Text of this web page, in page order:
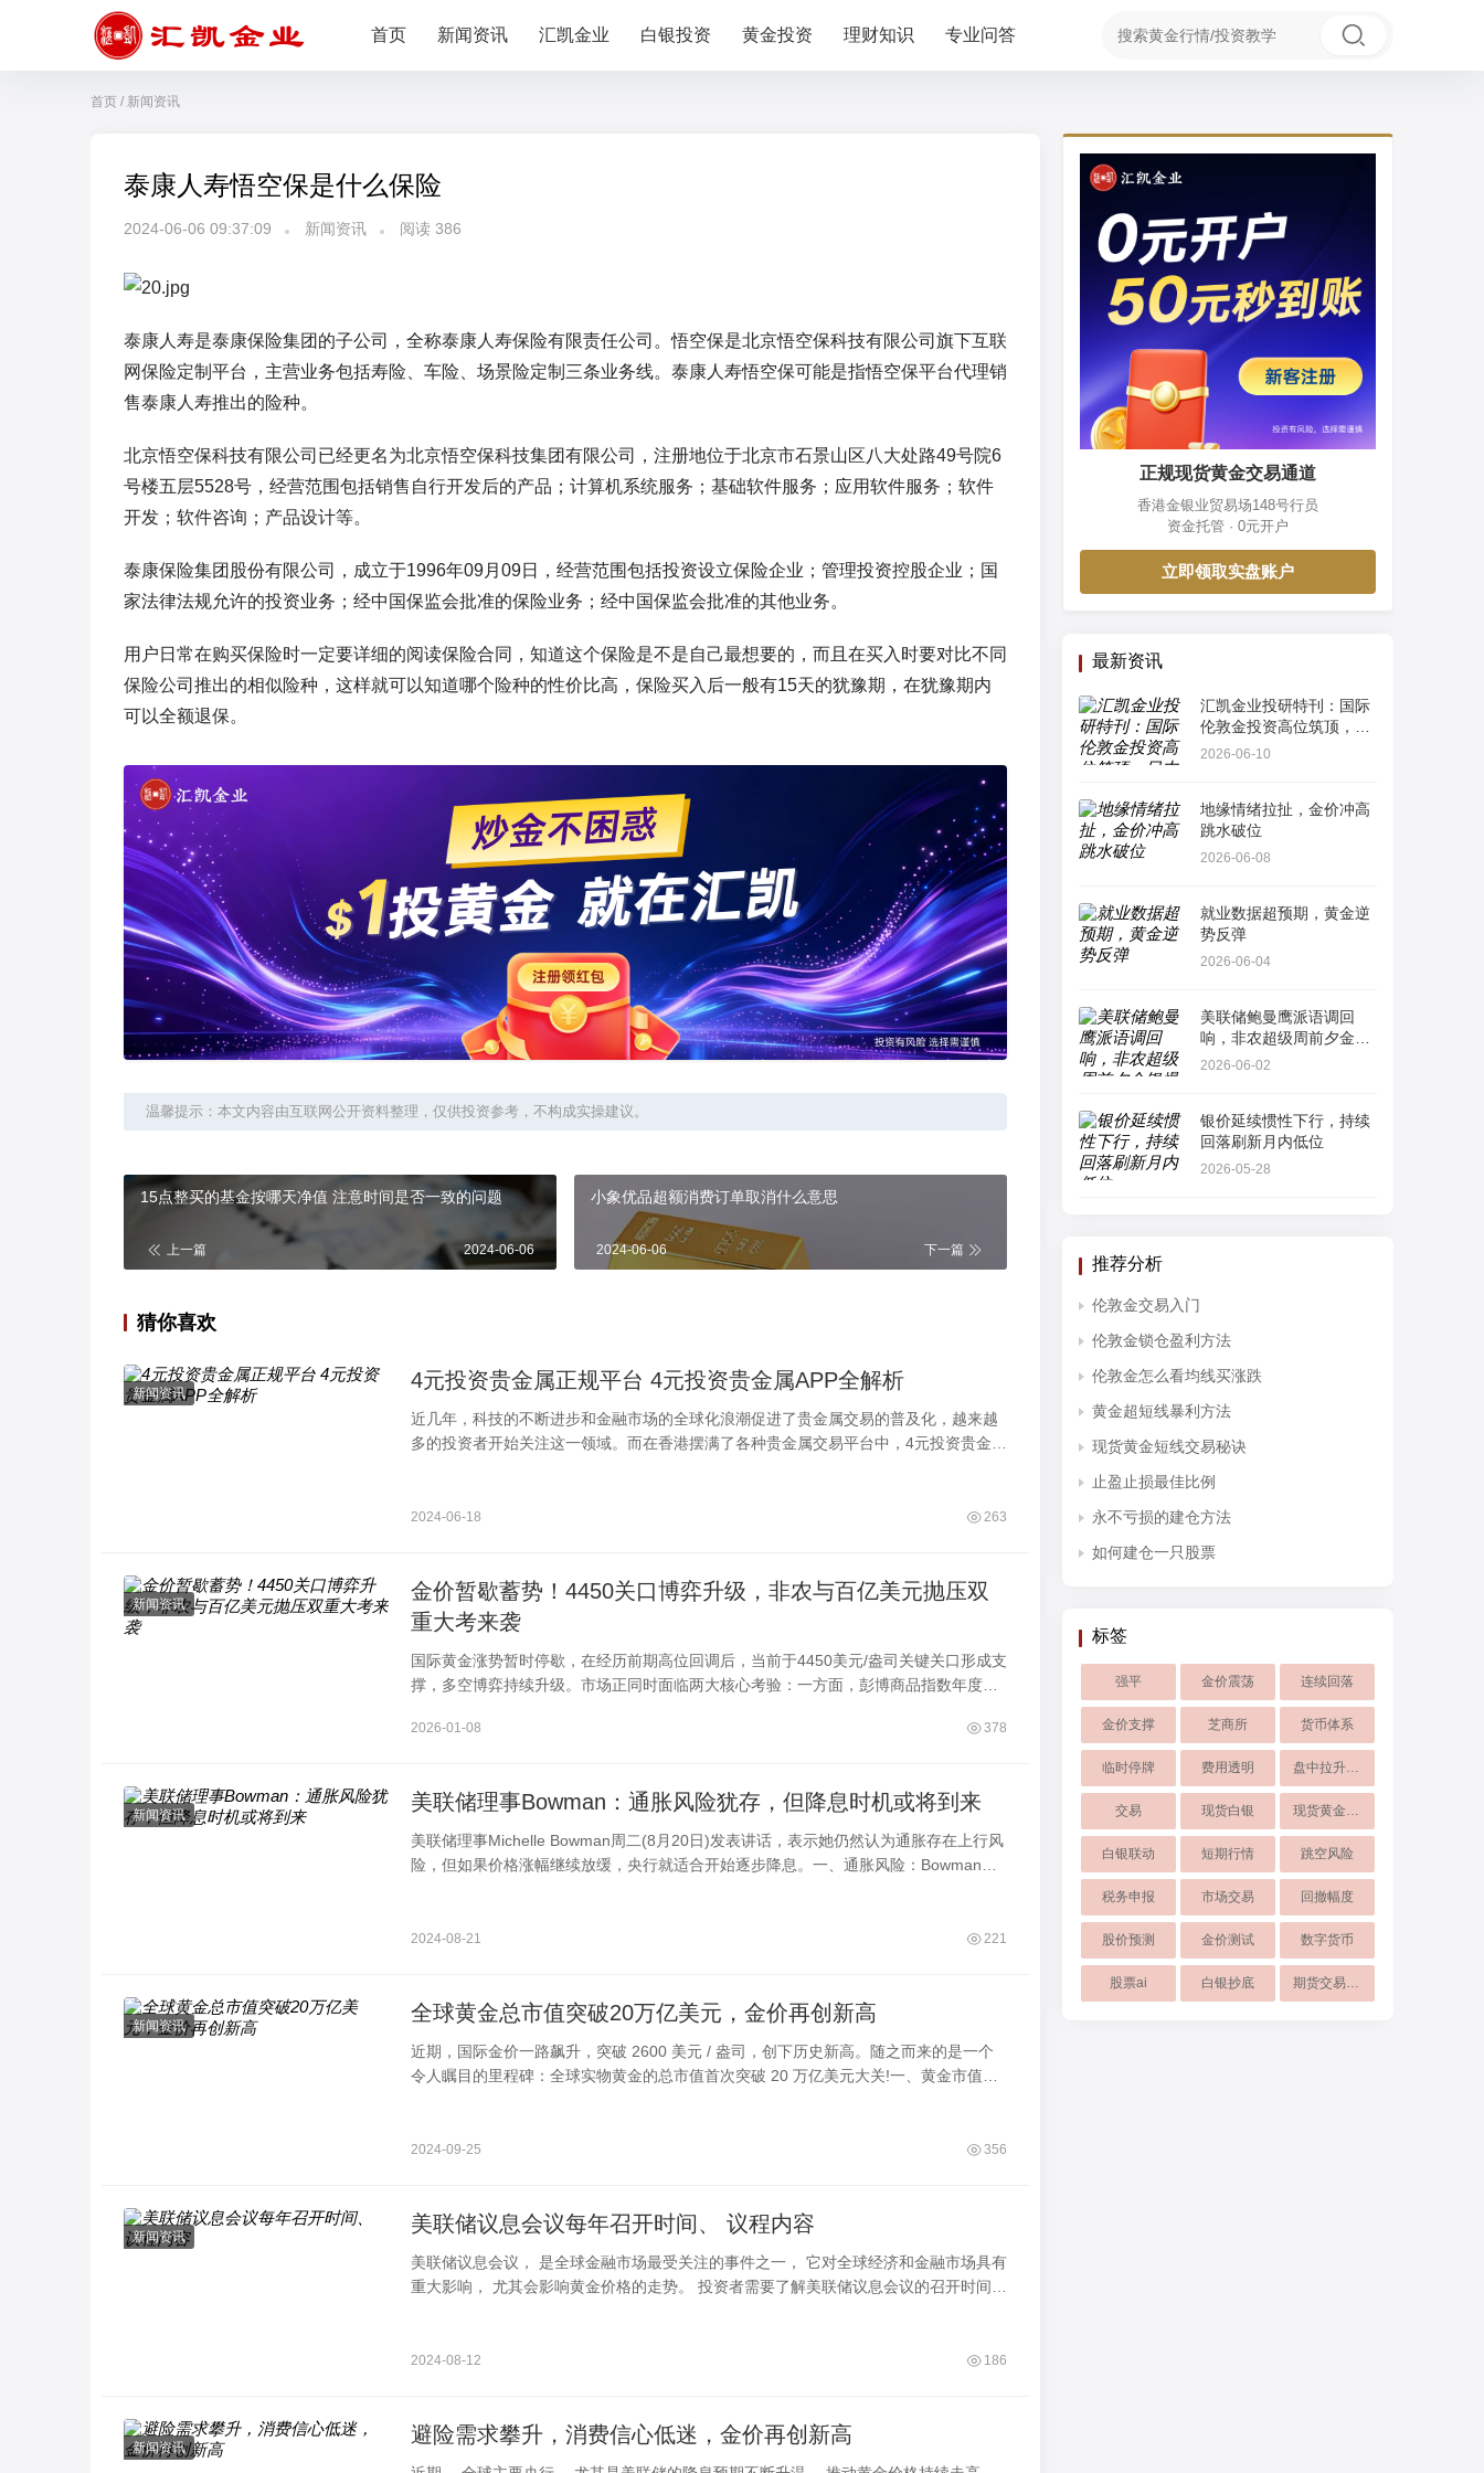
首页 新闻资讯 汇凯金业 白银投资 黄金投资 理财知识 专业问答
首页 / 新闻资讯
泰康人寿悟空保是什么保险
2024-06-06 09:37:09 新闻资讯 阅读 386
泰康人寿是泰康保险集团的子公司，全称泰康人寿保险有限责任公司。悟空保是北京悟空保科技有限公司旗下互联
网保险定制平台，主营业务包括寿险、车险、场景险定制三条业务线。泰康人寿悟空保可能是指悟空保平台代理销
售泰康人寿推出的险种。
北京悟空保科技有限公司已经更名为北京悟空保科技集团有限公司，注册地位于北京市石景山区八大处路49号院6
号楼五层5528号，经营范围包括销售自行开发后的产品；计算机系统服务；基础软件服务；应用软件服务；软件
开发；软件咨询；产品设计等。
泰康保险集团股份有限公司，成立于1996年09月09日，经营范围包括投资设立保险企业；管理投资控股企业；国
家法律法规允许的投资业务；经中国保监会批准的保险业务；经中国保监会批准的其他业务。
用户日常在购买保险时一定要详细的阅读保险合同，知道这个保险是不是自己最想要的，而且在买入时要对比不同
保险公司推出的相似险种，这样就可以知道哪个险种的性价比高，保险买入后一般有15天的犹豫期，在犹豫期内
可以全额退保。
温馨提示：本文内容由互联网公开资料整理，仅供投资参考，不构成实操建议。
15点整买的基金按哪天净值 注意时间是否一致的问题
上一篇 2024-06-06
小象优品超额消费订单取消什么意思
2024-06-06 下一篇
猜你喜欢
新闻资讯
4元投资贵金属正规平台 4元投资贵金属APP全解析
近几年，科技的不断进步和金融市场的全球化浪潮促进了贵金属交易的普及化，越来越
多的投资者开始关注这一领域。而在香港摆满了各种贵金属交易平台中，4元投资贵金属
2024-06-18 263
新闻资讯
金价暂歇蓄势！4450关口博弈升级，非农与百亿美元抛压双
重大考来袭
国际黄金涨势暂时停歇，在经历前期高位回调后，当前于4450美元/盎司关键关口形成支
撑，多空博弈持续升级。市场正同时面临两大核心考验：一方面，彭博商品指数年度权
光高度聚焦本周即将公布的美国非农就业数据，以研判美联储降息节奏。机构分析指
2026-01-08 378
新闻资讯
美联储理事Bowman：通胀风险犹存，但降息时机或将到来
美联储理事Michelle Bowman周二(8月20日)发表讲话，表示她仍然认为通胀存在上行风
险，但如果价格涨幅继续放缓，央行就适合开始逐步降息。一、通胀风险：Bowman仍
2024-08-21 221
新闻资讯
全球黄金总市值突破20万亿美元，金价再创新高
近期，国际金价一路飙升，突破 2600 美元 / 盎司，创下历史新高。随之而来的是一个
令人瞩目的里程碑：全球实物黄金的总市值首次突破 20 万亿美元大关!一、黄金市值突
2024-09-25 356
新闻资讯
美联储议息会议每年召开时间、 议程内容
美联储议息会议， 是全球金融市场最受关注的事件之一， 它对全球经济和金融市场具有
重大影响， 尤其会影响黄金价格的走势。 投资者需要了解美联储议息会议的召开时间、
2024-08-12 186
新闻资讯
避险需求攀升，消费信心低迷，金价再创新高
正规现货黄金交易通道
香港金银业贸易场148号行员
资金托管 · 0元开户
立即领取实盘账户
最新资讯
汇凯金业投研特刊：国际
伦敦金投资高位筑顶，日
内多空订单流算法解析
2026-06-10
地缘情绪拉扯，金价冲高
跳水破位
2026-06-08
就业数据超预期，黄金逆
势反弹
2026-06-04
美联储鲍曼鹰派语调回
响，非农超级周前夕金银
爆发“多头踩踏”
2026-06-02
银价延续惯性下行，持续
回落刷新月内低位
2026-05-28
推荐分析
伦敦金交易入门
伦敦金锁仓盈利方法
伦敦金怎么看均线买涨跌
黄金超短线暴利方法
现货黄金短线交易秘诀
止盈止损最佳比例
永不亏损的建仓方法
如何建仓一只股票
标签
强平 金价震荡 连续回落
金价支撑 芝商所 货币体系
临时停牌 费用透明 盘中拉升超8
交易 现货白银 现货黄金投资
白银联动 短期行情 跳空风险
税务申报 市场交易 回撤幅度
股价预测 金价测试 数字货币
股票ai 白银抄底 期货交易手续费